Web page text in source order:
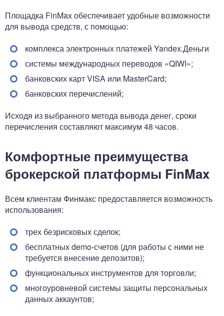
Площадка FinMax обеспечивает удобные возможности
для вывода средств, с помощью:
комплекса электронных платежей Yandex.Деньги
системы международных переводов «QIWI»;
банковских карт VISA или MasterCard;
банковских перечислений;
Исходя из выбранного метода вывода денег, сроки
перечисления составляют максимум 48 часов.
Комфортные преимущества
брокерской платформы FinMax
Всем клиентам Финмакс предоставляется возможность
использования:
трех безрисковых сделок;
бесплатных demo-счетов (для работы с ними не
требуется внесение депозитов);
функциональных инструментов для торговли;
многоуровневой системы защиты персональных
данных аккаунтов;